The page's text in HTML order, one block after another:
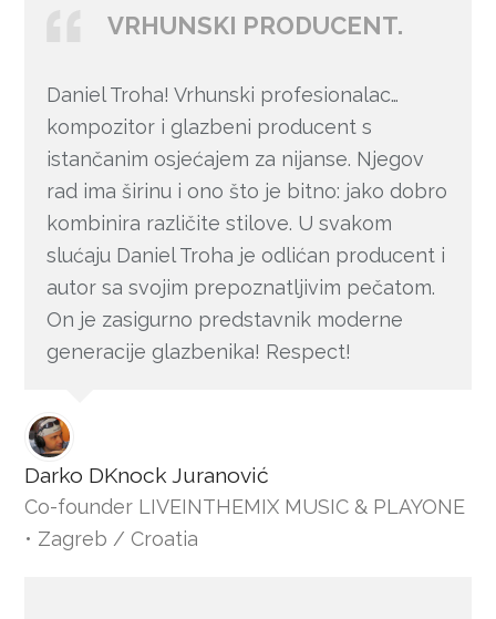
VRHUNSKI PRODUCENT.
Daniel Troha! Vrhunski profesionalac…
kompozitor i glazbeni producent s
istančanim osjećajem za nijanse. Njegov
rad ima širinu i ono što je bitno: jako dobro
kombinira različite stilove. U svakom
slućaju Daniel Troha je odlićan producent i
autor sa svojim prepoznatljivim pečatom.
On je zasigurno predstavnik moderne
generacije glazbenika! Respect!
Darko DKnock Juranović
Co-founder LIVEINTHEMIX MUSIC & PLAYONE
• Zagreb / Croatia